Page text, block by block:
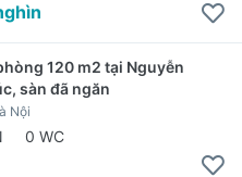
120 m2 tại Nguyễn
sàn đã ngăn
Nội
0 WC